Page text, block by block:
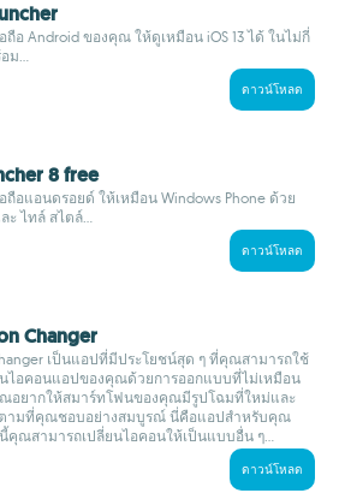
ถือ Android ของคุณ ให้ดูเหมือน iOS 13 ได้ ในไม่กี่
ม...
ดาวน์โหลด
8 free
ถือแอนดรอยด์ ให้เหมือน Windows Phone ด้วย
ะ ไทล์ สไตล์...
ดาวน์โหลด
Changer
เป็นแอปที่มีประโยชน์สุด ๆ ที่คุณสามารถใช้
นไอคอนแอปของคุณด้วยการออกแบบที่ไม่เหมือน
อยากให้สมาร์ทโฟนของคุณมีรูปโฉมที่ใหม่และ
ามที่คุณชอบอย่างสมบูรณ์ นี่คือแอปสำหรับคุณ
คุณสามารถเปลี่ยนไอคอนให้เป็นแบบอื่น ๆ...
ดาวน์โหลด